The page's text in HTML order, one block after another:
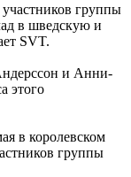
группы
в шведскую и
SVT.
и Анни-
этого
в королевском
группы